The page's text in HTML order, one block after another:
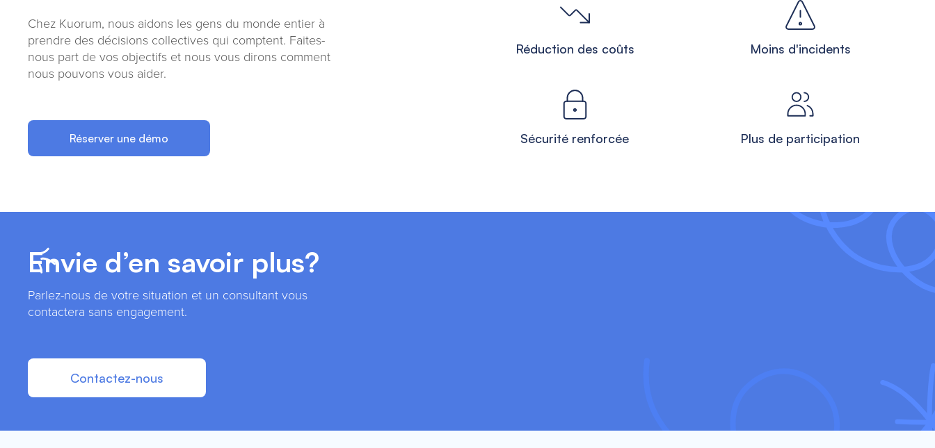
Chez Kuorum, nous aidons les gens du monde entier à
prendre des décisions collectives qui comptent. Faites-
nous part de vos objectifs et nous vous dirons comment
nous pouvons vous aider.
Réserver une démo
Réduction des coûts Moins d'incidents
Sécurité renforcée Plus de participation
Envie d’en savoir plus?
Parlez-nous de votre situation et un consultant vous
contactera sans engagement.
Contactez-nous